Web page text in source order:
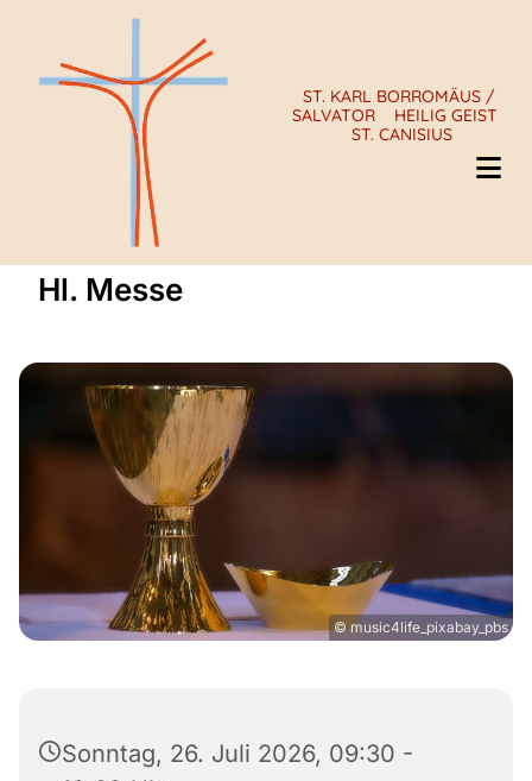
ST. KARL BORROMÄUS /
SALVATOR
HEILIG GEIST
ST. CANISIUS
Hl. Messe
© music4life_pixabay_pbs
Sonntag, 26. Juli 2026, 09:30 -